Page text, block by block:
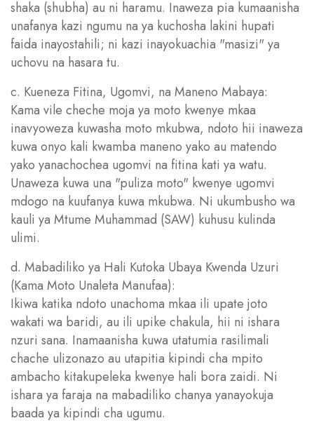
shaka (shubha) au ni haramu. Inaweza pia kumaanisha
unafanya kazi ngumu na ya kuchosha lakini hupati
faida inayostahili; ni kazi inayokuachia "masizi" ya
uchovu na hasara tu.
c. Kueneza Fitina, Ugomvi, na Maneno Mabaya:
Kama vile cheche moja ya moto kwenye mkaa
inavyoweza kuwasha moto mkubwa, ndoto hii inaweza
kuwa onyo kali kwamba maneno yako au matendo
yako yanachochea ugomvi na fitina kati ya watu.
Unaweza kuwa una "puliza moto" kwenye ugomvi
mdogo na kuufanya kuwa mkubwa. Ni ukumbusho wa
kauli ya Mtume Muhammad (SAW) kuhusu kulinda
ulimi.
d. Mabadiliko ya Hali Kutoka Ubaya Kwenda Uzuri
(Kama Moto Unaleta Manufaa):
Ikiwa katika ndoto unachoma mkaa ili upate joto
wakati wa baridi, au ili upike chakula, hii ni ishara
nzuri sana. Inamaanisha kuwa utatumia rasilimali
chache ulizonazo au utapitia kipindi cha mpito
ambacho kitakupeleka kwenye hali bora zaidi. Ni
ishara ya faraja na mabadiliko chanya yanayokuja
baada ya kipindi cha ugumu.